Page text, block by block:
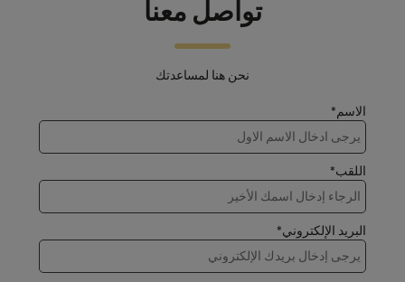
تواصل معنا
نحن هنا لمساعدتك
الاسم*
اللقب*
البريد الإلكتروني*